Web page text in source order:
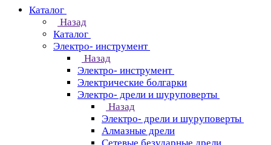
Каталог
Назад
Каталог
Электро- инструмент
Назад
Электро- инструмент
Электрические болгарки
Электро- дрели и шуруповерты
Назад
Электро- дрели и шуруповерты
Алмазные дрели